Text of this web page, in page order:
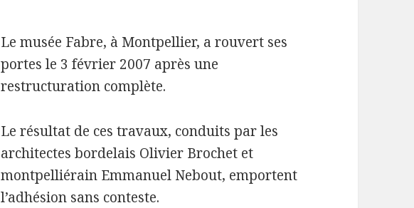
Le musée Fabre, à Montpellier, a rouvert ses
portes le 3 février 2007 après une
restructuration complète.
Le résultat de ces travaux, conduits par les
architectes bordelais Olivier Brochet et
montpelliérain Emmanuel Nebout, emportent
l’adhésion sans conteste.